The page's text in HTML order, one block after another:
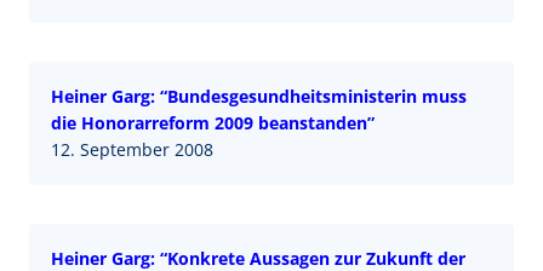
Heiner Garg: “Bundesgesundheitsministerin muss
die Honorarreform 2009 beanstanden”
12. September 2008
Heiner Garg: “Konkrete Aussagen zur Zukunft der